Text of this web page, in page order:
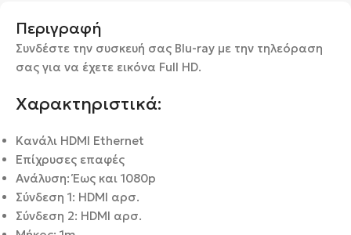
Περιγραφή
Συνδέστε την συσκευή σας Blu-ray με την τηλεόραση
σας για να έχετε εικόνα Full HD.
Χαρακτηριστικά:
Κανάλι HDMI Ethernet
Επίχρυσες επαφές
Ανάλυση: Έως και 1080p
Σύνδεση 1: HDMI αρσ.
Σύνδεση 2: HDMI αρσ.